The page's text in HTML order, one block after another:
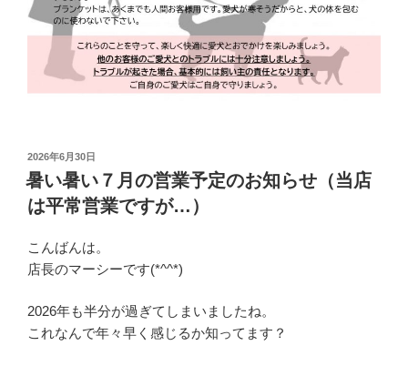
投
稿
日:
2026年6月30日
暑い暑い７月の営業予定のお知らせ（当店
は平常営業ですが…）
こんばんは。
店長のマーシーです(*^^*)
2026年も半分が過ぎてしまいましたね。
これなんで年々早く感じるか知ってます？